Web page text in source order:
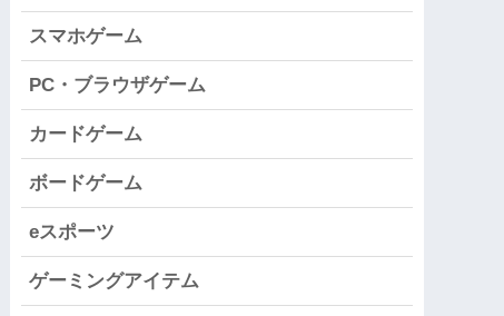
スマホゲーム
PC・ブラウザゲーム
カードゲーム
ボードゲーム
eスポーツ
ゲーミングアイテム